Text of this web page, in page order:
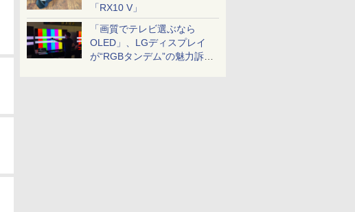
「RX10 V」
「画質でテレビ選ぶなら
OLED」、LGディスプレイ
が“RGBタンデム”の魅力訴